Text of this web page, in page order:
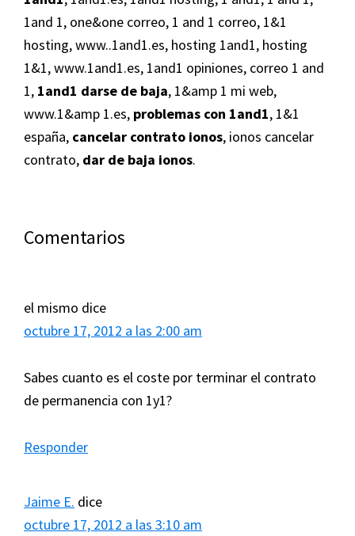
1and 1, one&one correo, 1 and 1 correo, 1&1
hosting,www..1and1.es, hosting 1and1, hosting
1&1,www.1and1.es, 1and1 opiniones, correo 1 and
1, 1and1 darse de baja, 1&amp 1 mi web,
www.1&amp 1.es, problemas con 1and1, 1&1
españa, cancelar contrato ionos, ionos cancelar
contrato, dar de baja ionos.
Interacciones
lectores
Comentarios
el mismo dice
octubre 17, 2012 a las 2:00 am
Sabes cuanto es el coste por terminar el contrato
de permanencia con 1y1?
Responder
Jaime E. dice
octubre 17, 2012 a las 3:10 am